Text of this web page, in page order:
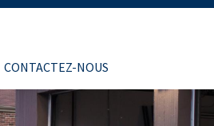
CONTACTEZ-NOUS